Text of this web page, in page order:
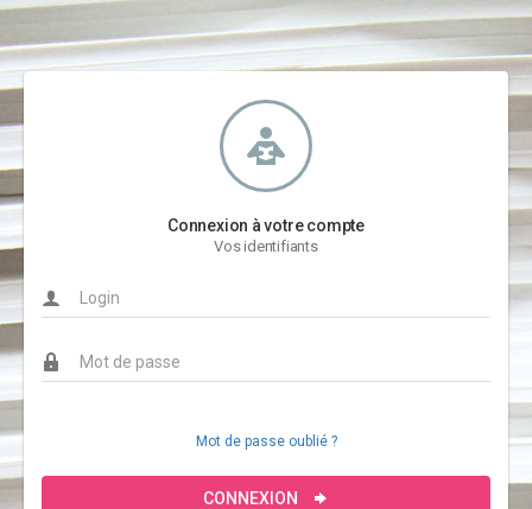
Connexion à votre compte
Vos identifiants
Mot de passe oublié ?
CONNEXION